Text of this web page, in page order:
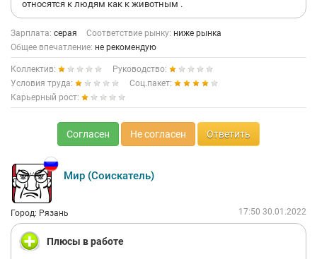
относятся к людям как к животным .
Зарплата: серая Соответствие рынку: ниже рынка
Общее впечатление: не рекомендую
Коллектив:
Руководство:
Условия труда:
Соц.пакет:
Карьерный рост:
Согласен Не согласен Ответить
Мир (Соискатель)
Город: Рязань 17:50 30.01.2022
Плюсы в работе